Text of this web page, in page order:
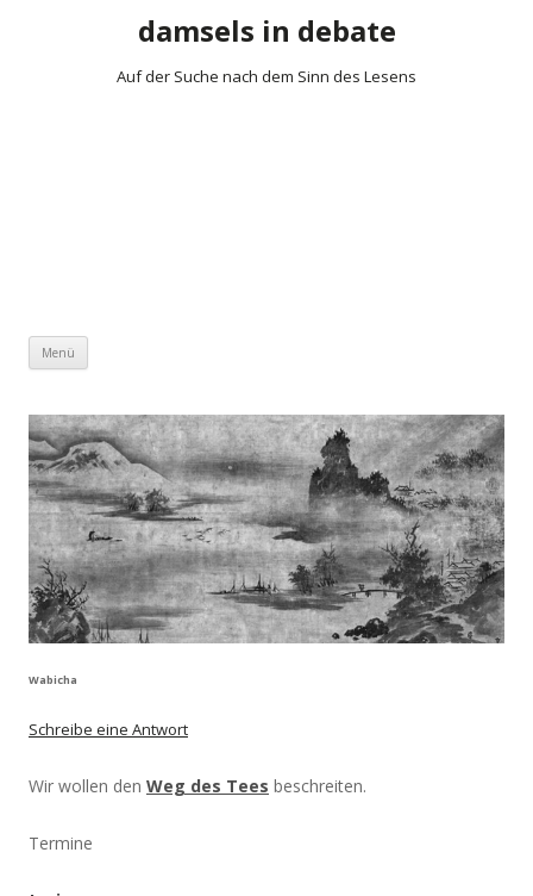
damsels in debate
Auf der Suche nach dem Sinn des Lesens
Menü
Wabicha
Schreibe eine Antwort
Wir wollen den Weg des Tees beschreiten.
Termine